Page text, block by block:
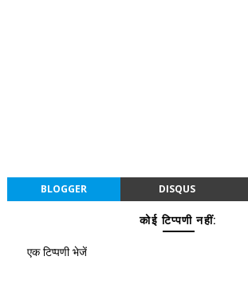
BLOGGER DISQUS
कोई टिप्पणी नहीं:
एक टिप्पणी भेजें